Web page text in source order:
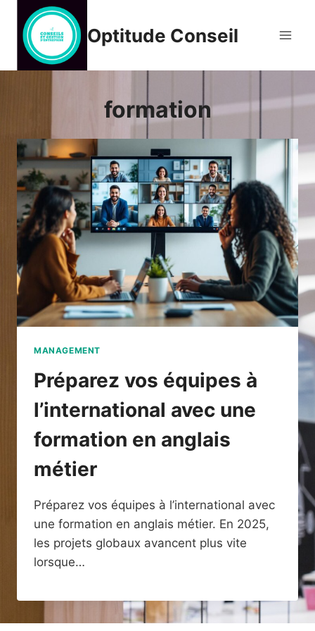
contenu
Optitude Conseil
formation
MANAGEMENT
Préparez vos équipes à
l’international avec une
formation en anglais
métier
Préparez vos équipes à l’international avec
une formation en anglais métier. En 2025,
les projets globaux avancent plus vite
lorsque…